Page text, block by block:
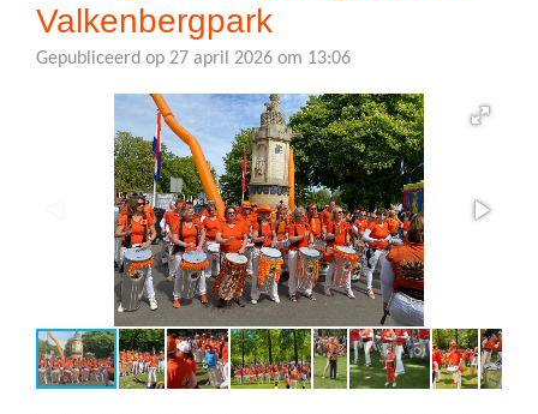
Valkenbergpark
Gepubliceerd op 27 april 2026 om 13:06